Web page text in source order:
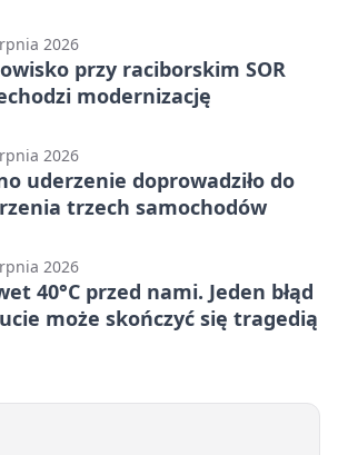
2026
przy raciborskim SOR
modernizację
2026
uderzenie doprowadziło do
trzech samochodów
2026
40°C przed nami. Jeden błąd
może skończyć się tragedią